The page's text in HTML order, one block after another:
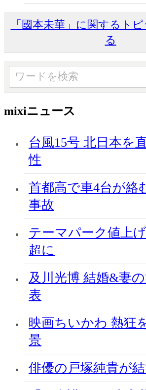
「國本未華」に関するト
る
mixiニュース
台風15号 北日本を
性
首都高で車4台が絡
事故
テーマパーク値上
超に
及川光博 結婚&妻
表
映画ちいかわ 熱狂
景
俳優の戸塚純貴が